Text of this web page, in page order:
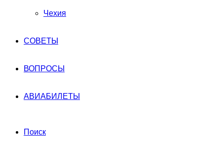
Чехия
СОВЕТЫ
ВОПРОСЫ
АВИАБИЛЕТЫ
Поиск